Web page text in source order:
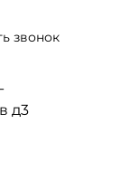
звонок
д3